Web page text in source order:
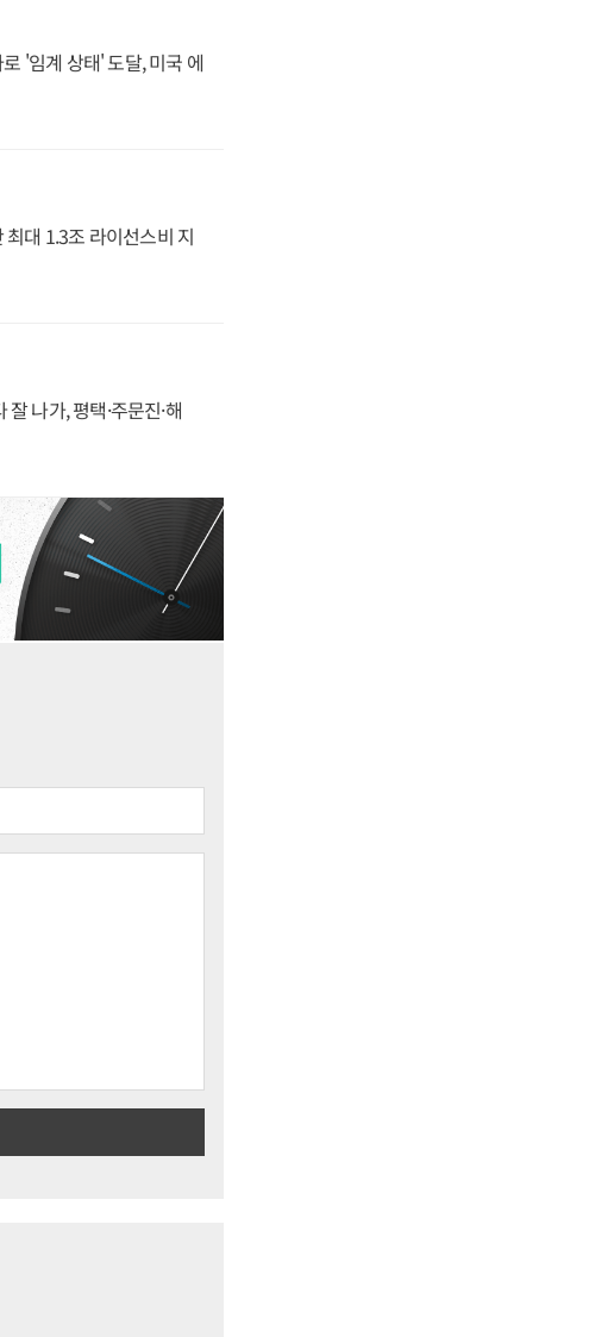
'임계 상태' 도달, 미국 에
대 1.3조 라이선스비 지
나가, 평택·주문진·해